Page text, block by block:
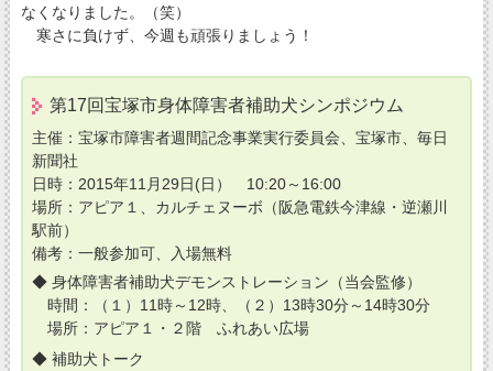
なくなりました。（笑）
寒さに負けず、今週も頑張りましょう！
第17回宝塚市身体障害者補助犬シンポジウム
主催：宝塚市障害者週間記念事業実行委員会、宝塚市、毎日
新聞社
日時：2015年11月29日(日） 10:20～16:00
場所：アピア１、カルチェヌーボ（阪急電鉄今津線・逆瀬川
駅前）
備考：一般参加可、入場無料
◆ 身体障害者補助犬デモンストレーション（当会監修）
時間：（１）11時～12時、（２）13時30分～14時30分
場所：アピア１・２階 ふれあい広場
◆ 補助犬トーク